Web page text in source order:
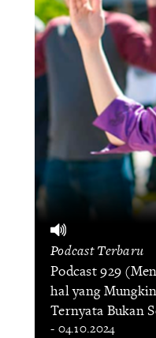
Podcast Terbaru
Podcast 929
hal yang
Ternyata Bukan
- 04.10.2024